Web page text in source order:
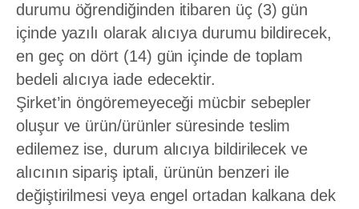
durumu öğrendiğinden itibaren üç (3) gün
içinde yazılı olarak alıcıya durumu bildirecek,
en geç on dört (14) gün içinde de toplam
bedeli alıcıya iade edecektir.
Şirket’in öngöremeyeceği mücbir sebepler
oluşur ve ürün/ürünler süresinde teslim
edilemez ise, durum alıcıya bildirilecek ve
alıcının sipariş iptali, ürünün benzeri ile
değiştirilmesi veya engel ortadan kalkana dek